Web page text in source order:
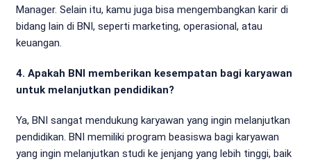
Manager. Selain itu, kamu juga bisa mengembangkan karir di
bidang lain di BNI, seperti marketing, operasional, atau
keuangan.
4. Apakah BNI memberikan kesempatan bagi karyawan
untuk melanjutkan pendidikan?
Ya, BNI sangat mendukung karyawan yang ingin melanjutkan
pendidikan. BNI memiliki program beasiswa bagi karyawan
yang ingin melanjutkan studi ke jenjang yang lebih tinggi, baik